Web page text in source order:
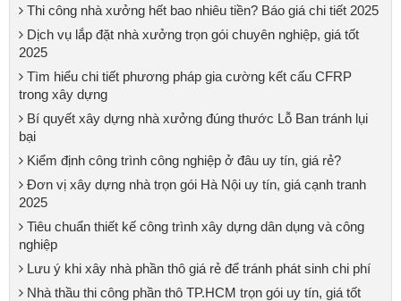
Thi công nhà xưởng hết bao nhiêu tiền? Báo giá chi tiết 2025
Dịch vụ lắp đặt nhà xưởng trọn gói chuyên nghiệp, giá tốt
2025
Tìm hiểu chi tiết phương pháp gia cường kết cấu CFRP
trong xây dựng
Bí quyết xây dựng nhà xưởng đúng thước Lỗ Ban tránh lụi
bại
Kiểm định công trình công nghiệp ở đâu uy tín, giá rẻ?
Đơn vị xây dựng nhà trọn gói Hà Nội uy tín, giá cạnh tranh
2025
Tiêu chuẩn thiết kế công trình xây dựng dân dụng và công
nghiệp
Lưu ý khi xây nhà phần thô giá rẻ để tránh phát sinh chi phí
Nhà thầu thi công phần thô TP.HCM trọn gói uy tín, giá tốt